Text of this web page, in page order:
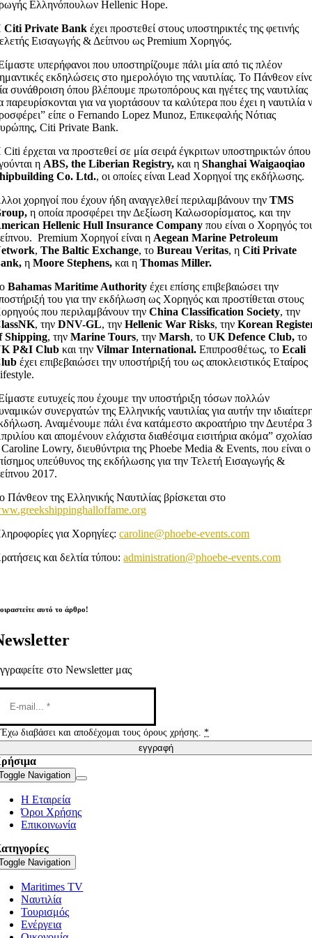
Ελληνόπουλων Hellenic Hope.
Citi Private Bank έχει προστεθεί στους υποστηρικτές της φετινής
Εισαγωγής & Δείπνου ως Premium Χορηγός.
υπερήφανοι που υποστηρίζουμε πάλι μία από τις πλέον
εκδηλώσεις στο ημερολόγιο της ναυτιλίας. Το Πάνθεον
συνάθροιση όπου βλέπουμε πρωτοπόρους και ηγέτες της ναυτιλίας
παρευρίσκονται για να γιορτάσουν τα καλύτερα που έχει η ναυτιλία
είπε ο Fernando Lopez Munoz, Επικεφαλής Νότιας
Citi Private Bank.
έρχεται να προστεθεί σε μία σειρά έγκριτων υποστηρικτών όπου
η ABS,the Liberian Registry,και ηShanghai Waigaoqiao
Co.Ltd., οι οποίες είναι Lead Χορηγοί της εκδήλωσης.
χορηγοί που έχουν ήδη αναγγελθεί περιλαμβάνουν τηνTMS
,η οποία προσφέρει την Δεξίωση Καλωσορίσματος, και την
Hellenic Hull Insurance Company που είναι ο Χορηγός
Premium Χορηγοί είναι η Aegean Marine Petroleum
,The Baltic Exchange, τοBureau Veritas, ηCiti Private
ηMoore Stephens, και ηThomas Miller.
Bahamas Maritime Authorityέχει επίσης επιβεβαιώσει την
του για την εκδήλωση ως Χορηγός και προστίθεται στους
που περιλαμβάνουν τηνChina Classification Society, την
, τηνDNV-GL, τηνHellenic War Risks, τηνKorean
Shipping, τηνMarine Tours, τηνMarsh, τοUK Defence Club,το
P&I Clubκαι τηνVilmar International.Επιπροσθέτως, τοEcali
έχει επιβεβαιώσει την υποστήριξή του ως αποκλειστικός Εταίρος
ευτυχείς που έχουμε την υποστήριξη τόσων πολλών
συνεργατών της Ελληνικής ναυτιλίας για αυτήν την
Αναμένουμε πάλι ένα κατάμεστο ακροατήριο την Δευτέρα 3
και απομένουν ελάχιστα διαθέσιμα εισιτήρια ακόμα”
Lowry, διευθύντρια της Phoebe Media & Events, που είναι ο
υπεύθυνος της εκδήλωσης για την Τελετή Εισαγωγής &
2017.
Πάνθεον της Ελληνικής Ναυτιλίας βρίσκεται στο
για Χορηγίες:caroline@phoebe-events.com
και δελτία τύπου:administration@phoebe-events.com
αυτό το άρθρο!
στο Newsletter μας
Έχω διαβάσει και αποδέχομαι τους όρους χρήσης.*
εγγραφή
Navigation
Η Εταιρεία
Όροι Χρήσης
Επικοινωνία
Navigation
Maritimes TV
Ναυτιλία
Τουρισμός
Ενέργεια